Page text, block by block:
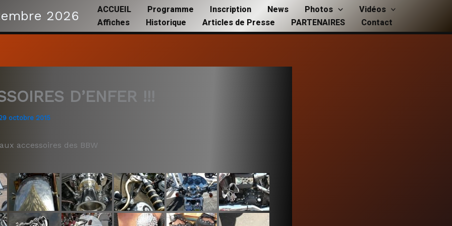
2026 ACCUEIL Programme Inscription News Photos
Vidéos
Affiches
Historique Articles de Presse PARTENAIRES Contact
D’ENFER !!!
octobre 2015
accessoires des BBW